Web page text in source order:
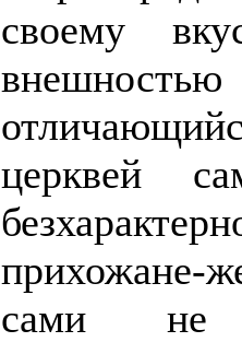
своему
церквей
прихожане-
сами не